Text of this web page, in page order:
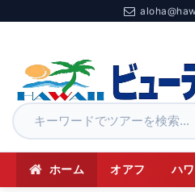
ホーム オアフ ハ